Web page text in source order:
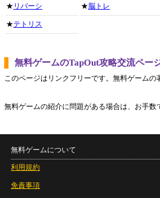
★ リバーシ
★テトリス
★脳トレ
無料ゲームのTapOut攻略交流ペー
このページはリンクフリーです。無料ゲームの
無料ゲームの紹介に問題がある場合は、お手数
無料ゲームについて
利用規約
免責事項